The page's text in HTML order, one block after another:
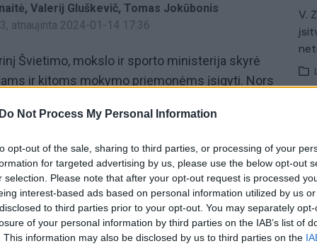
Do Not Process My Personal Information
opt-out of the sale, sharing to third parties, or processing of your
for targeted advertising by us, please use the below opt-out
selection. Please note that after your opt-out request is processed
interest-based ads based on personal information utilized by us
to third parties prior to your opt-out. You may separately
of your personal information by third parties on the IAB’s list of
This information may also be disclosed by us to third parties on the
Valerij Gluškevič Tomas Jokūbonis
, atnaujinta 2024-01-14 17:36
Švietimo, mokslo ir sporto ministerija skyrė
ir kitoms mokymo priemonėms įsigyti. Nors
mokytojai įžvelgiAa kitų problemų – dalis
ir sporto ministerija (ŠMSM) vadovėliai
Švietimo naujienos
V.